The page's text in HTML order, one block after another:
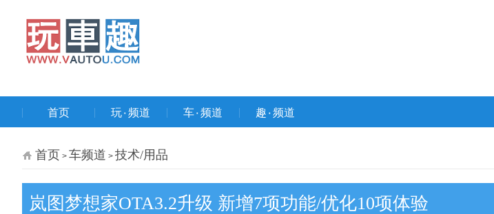
首页 玩۰频道 车۰频道 趣۰频道
首页 > 车频道 > 技术/用品
岚图梦想家OTA3.2升级 新增7项功能/优化10项体验